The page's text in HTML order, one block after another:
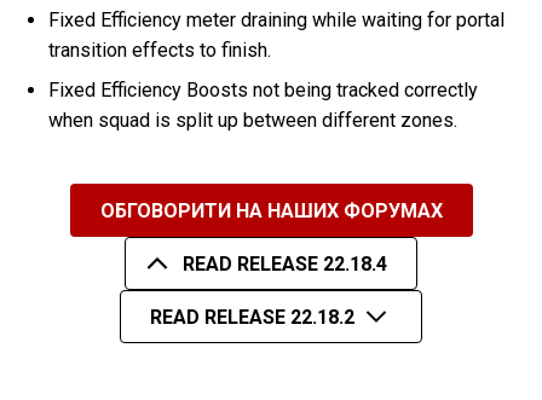
Fixed Efficiency meter draining while waiting for portal
transition effects to finish.
Fixed Efficiency Boosts not being tracked correctly
when squad is split up between different zones.
ОБГОВОРИТИ НА НАШИХ ФОРУМАХ
READ RELEASE 22.18.4
READ RELEASE 22.18.2